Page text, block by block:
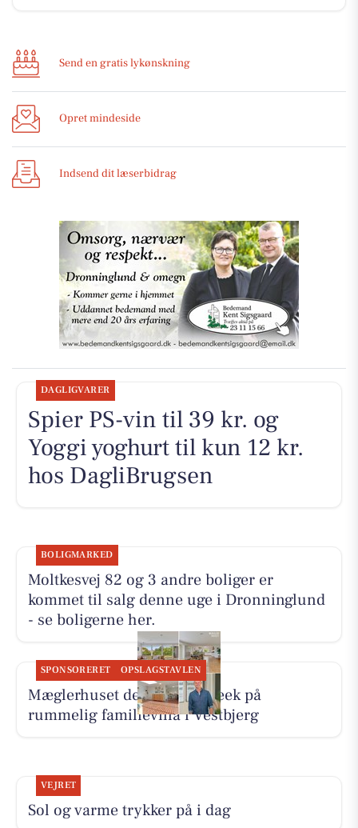
Send en gratis lykønskning
Opret mindeside
Indsend dit læserbidrag
DAGLIGVARER
Spier PS-vin til 39 kr. og
Yoggi yoghurt til kun 12 kr.
hos DagliBrugsen
BOLIGMARKED
Moltkesvej 82 og 3 andre boliger er
kommet til salg denne uge i Dronninglund
- se boligerne her.
SPONSORERET OPSLAGSTAVLEN
Mæglerhuset deler sneak peek på
rummelig familievilla i Vestbjerg
VEJRET
Sol og varme trykker på i dag